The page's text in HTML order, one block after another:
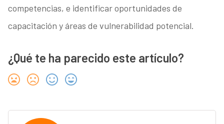
competencias, e identificar oportunidades de
capacitación y áreas de vulnerabilidad potencial.
¿Qué te ha parecido este artículo?